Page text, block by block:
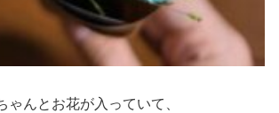
ゃんとお花が入っていて、